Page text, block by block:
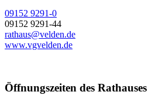
09152 9291-0
09152 9291-44
rathaus@velden.de
www.vgvelden.de
Öffnungszeiten des Rathauses